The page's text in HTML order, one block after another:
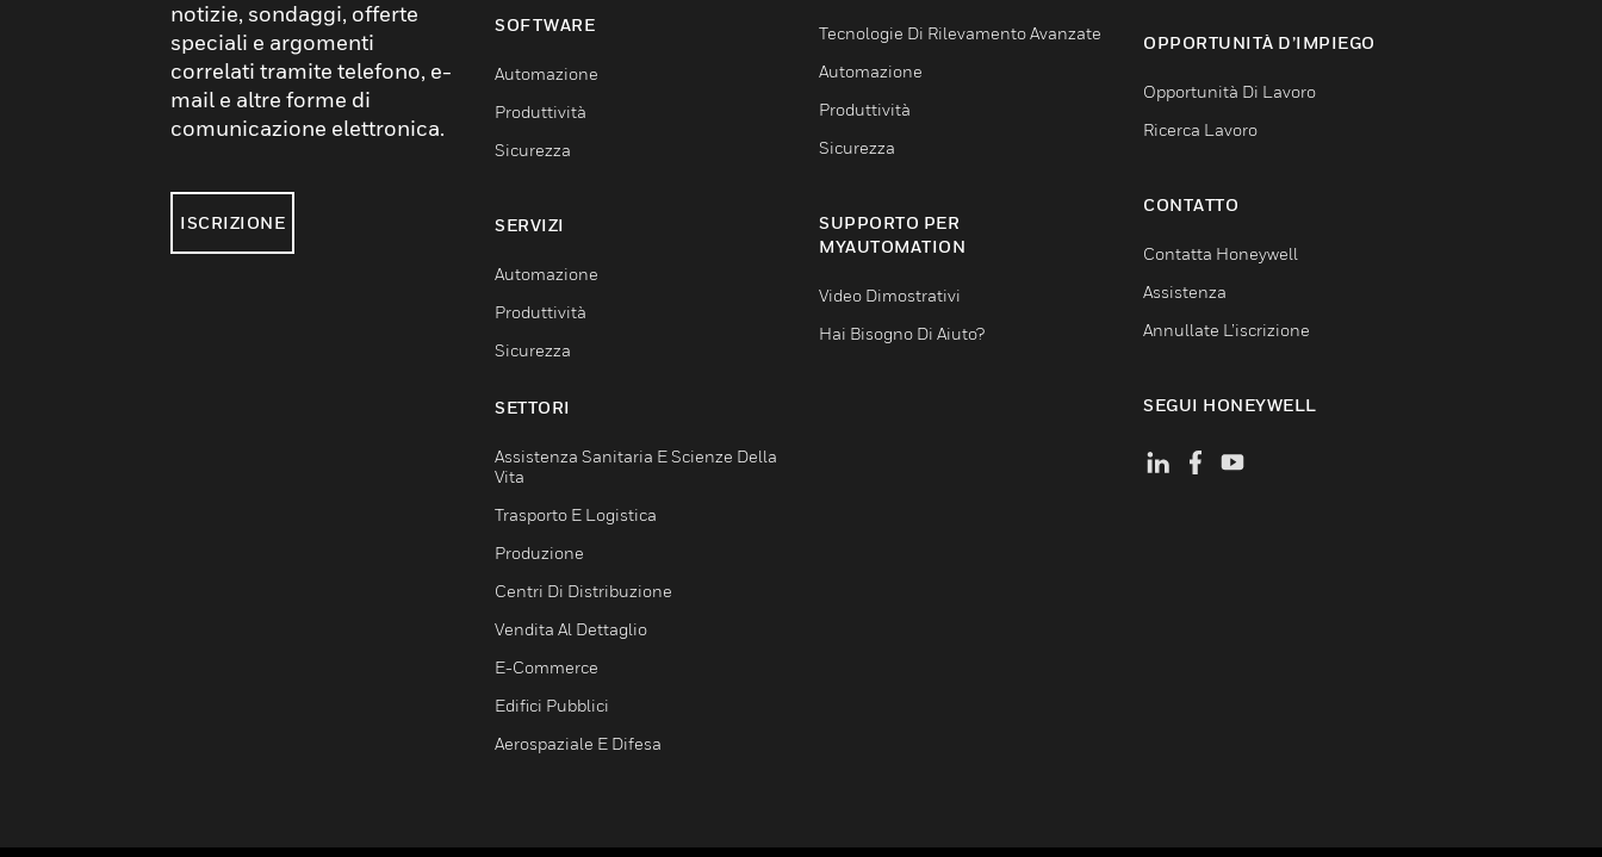
notizie, sondaggi, offerte
speciali e argomenti
correlati tramite telefono, e-
mail e altre forme di
comunicazione elettronica.
ISCRIZIONE
SOFTWARE
Automazione
Produttività
Sicurezza
SERVIZI
Automazione
Produttività
Sicurezza
SETTORI
Assistenza Sanitaria E Scienze Della
Vita
Trasporto E Logistica
Produzione
Centri Di Distribuzione
Vendita Al Dettaglio
E-Commerce
Edifici Pubblici
Aerospaziale E Difesa
Tecnologie Di Rilevamento Avanzate
Automazione
Produttività
Sicurezza
SUPPORTO PER
MYAUTOMATION
Video Dimostrativi
Hai Bisogno Di Aiuto?
OPPORTUNITÀ D’IMPIEGO
Opportunità Di Lavoro
Ricerca Lavoro
CONTATTO
Contatta Honeywell
Assistenza
Annullate L’iscrizione
SEGUI HONEYWELL